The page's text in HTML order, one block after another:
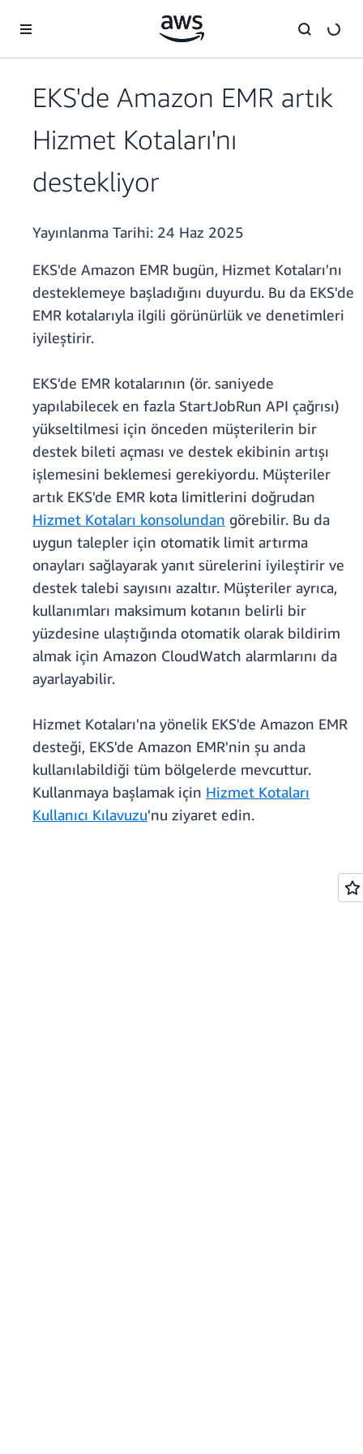
EKS'de Amazon EMR artık
Hizmet Kotaları'nı
destekliyor
Yayınlanma Tarihi: 24 Haz 2025
EKS'de Amazon EMR bugün, Hizmet Kotaları'nı
desteklemeye başladığını duyurdu. Bu da EKS'de
EMR kotalarıyla ilgili görünürlük ve denetimleri
iyileştirir.
EKS'de EMR kotalarının (ör. saniyede
yapılabilecek en fazla StartJobRun API çağrısı)
yükseltilmesi için önceden müşterilerin bir
destek bileti açması ve destek ekibinin artışı
işlemesini beklemesi gerekiyordu. Müşteriler
artık EKS'de EMR kota limitlerini doğrudan
Hizmet Kotaları konsolundan görebilir. Bu da
uygun talepler için otomatik limit artırma
onayları sağlayarak yanıt sürelerini iyileştirir ve
destek talebi sayısını azaltır. Müşteriler ayrıca,
kullanımları maksimum kotanın belirli bir
yüzdesine ulaştığında otomatik olarak bildirim
almak için Amazon CloudWatch alarmlarını da
ayarlayabilir.
Hizmet Kotaları'na yönelik EKS'de Amazon EMR
desteği, EKS'de Amazon EMR'nin şu anda
kullanılabildiği tüm bölgelerde mevcuttur.
Kullanmaya başlamak için Hizmet Kotaları
Kullanıcı Kılavuzu'nu ziyaret edin.